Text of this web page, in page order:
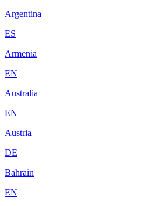
Argentina
ES
Armenia
EN
Australia
EN
Austria
DE
Bahrain
EN